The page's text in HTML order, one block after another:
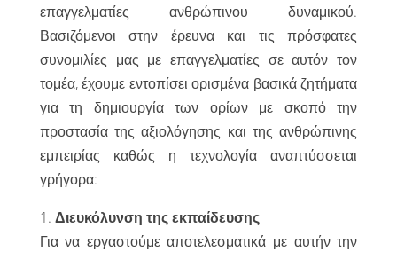
επαγγελματίες ανθρώπινου δυναμικού.
Βασιζόμενοι στην έρευνα και τις πρόσφατες
συνομιλίες μας με επαγγελματίες σε αυτόν τον
τομέα, έχουμε εντοπίσει ορισμένα βασικά ζητήματα
για τη δημιουργία των ορίων με σκοπό την
προστασία της αξιολόγησης και της ανθρώπινης
εμπειρίας καθώς η τεχνολογία αναπτύσσεται
γρήγορα:
1. Διευκόλυνση της εκπαίδευσης
Για να εργαστούμε αποτελεσματικά με αυτήν την